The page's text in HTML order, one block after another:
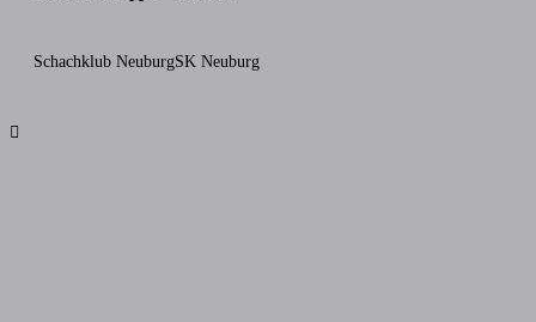
Schachklub NeuburgSK Neuburg